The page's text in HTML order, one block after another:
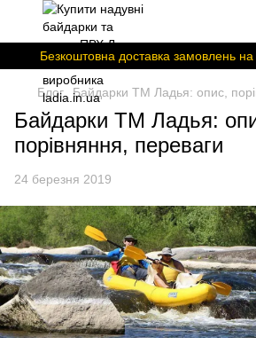
Безкоштовна доставка замовлень
Блог Байдарки ТМ Ладья: опис,
Байдарки ТМ Ладья:
порівняння, переваги
24 березня 2019